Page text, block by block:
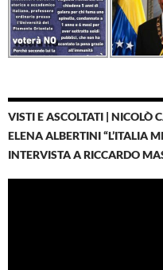
VISTI E ASCOLTATI | NICOLÒ
ELENA ALBERTINI “L’ITALIA
INTERVISTA A RICCARDO